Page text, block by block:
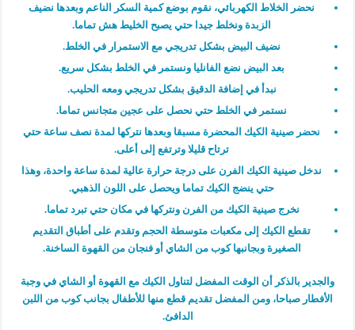
نحضر الخلاط الكهربائي، نقوم بوضع كمية السكر الناعم وبعدها نضيف
الزبدة ونخلط جيدا حتي يصبح الخليط هش تماما.
نضيف البيض بشكل تدريجي مع الاستمرار في الخلط.
بعد البيض نضع الفانليا ونستمر في الخلط بشكل سريع.
نبدأ في إضافة الدقيق بشكل تدريجي ومعه الحليب.
نستمر في الخلط حتي نحصل على عجين متجانس تماما.
نحضر صينية الكيك المحضرة مسبقا وبعدها نتركها لمدة نصف ساعة حتي
ترتاح قليلا وترتفع إلى أعلى.
ندخل صينية الكيك الفرن على درجة حرارة عالية لمدة ساعة واحدة، وهذا
حتي ينضج الكيك تماما ويحصل على اللون الذهبي.
نخرج صينية الكيك من الفرن ونتركها في مكان حتي تبرد تماما.
تقطع الكيك إلى مكعبات متوسطة الحجم وتقدم على أطباق التقديم
الصغيرة وبجانبها كوب من الشاي أو فنجان من القهوة الساخنة.
والجدير بالذكر أن الوقت المفضل لتناول الكيك مع القهوة أو الشاي في وجبة
الأفطار صباحا، ومن المفضل تقديم قطع منها للأطفال بجانب كوب من اللبن
الدافئ.